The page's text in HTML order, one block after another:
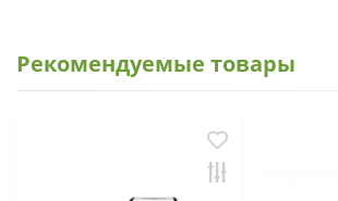
Рекомендуемые товары